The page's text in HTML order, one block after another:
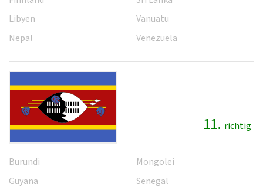
Libyen
Nepal
Vanuatu
Venezuela
11. richtig
Burundi
Guyana
Mongolei
Senegal